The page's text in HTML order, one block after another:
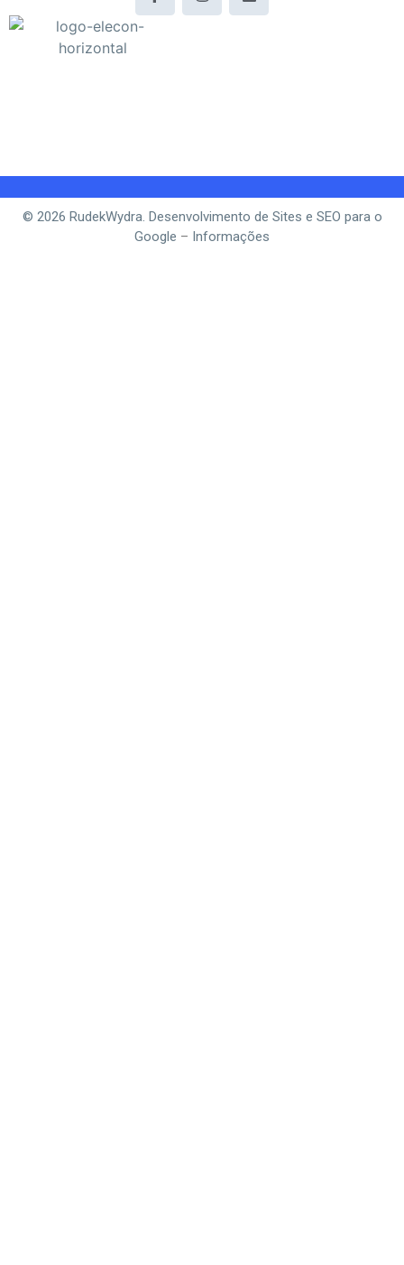
© 2026 RudekWydra. Desenvolvimento de Sites e SEO para o
Google – Informações